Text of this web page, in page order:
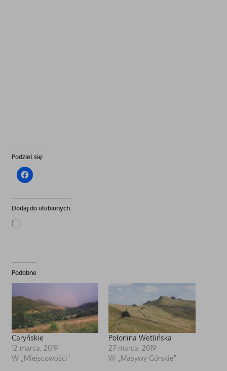
Podziel się:
Dodaj do ulubionych:
Podobne
Caryńskie
12 marca, 2019
W „Miejscowości"
Połonina Wetlińska
27 marca, 2019
W „Masywy Górskie"